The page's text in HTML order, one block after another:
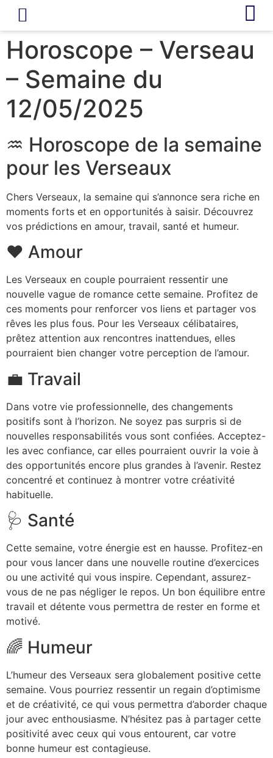
Horoscope – Verseau
– Semaine du
12/05/2025
♒ Horoscope de la semaine
pour les Verseaux
Chers Verseaux, la semaine qui s’annonce sera riche en
moments forts et en opportunités à saisir. Découvrez
vos prédictions en amour, travail, santé et humeur.
❤️ Amour
Les Verseaux en couple pourraient ressentir une
nouvelle vague de romance cette semaine. Profitez de
ces moments pour renforcer vos liens et partager vos
rêves les plus fous. Pour les Verseaux célibataires,
prêtez attention aux rencontres inattendues, elles
pourraient bien changer votre perception de l’amour.
💼 Travail
Dans votre vie professionnelle, des changements
positifs sont à l’horizon. Ne soyez pas surpris si de
nouvelles responsabilités vous sont confiées. Acceptez-
les avec confiance, car elles pourraient ouvrir la voie à
des opportunités encore plus grandes à l’avenir. Restez
concentré et continuez à montrer votre créativité
habituelle.
🩺 Santé
Cette semaine, votre énergie est en hausse. Profitez-en
pour vous lancer dans une nouvelle routine d’exercices
ou une activité qui vous inspire. Cependant, assurez-
vous de ne pas négliger le repos. Un bon équilibre entre
travail et détente vous permettra de rester en forme et
motivé.
🌈 Humeur
L’humeur des Verseaux sera globalement positive cette
semaine. Vous pourriez ressentir un regain d’optimisme
et de créativité, ce qui vous permettra d’aborder chaque
jour avec enthousiasme. N’hésitez pas à partager cette
positivité avec ceux qui vous entourent, car votre
bonne humeur est contagieuse.